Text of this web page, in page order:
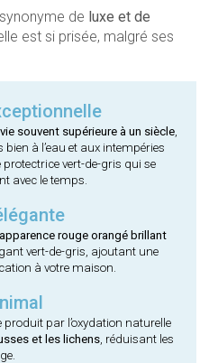
de luxe et de
est si prisée, malgré ses
souvent supérieure à un siècle
bien à l’eau et aux intempéries
vert-de-gris qui se
avec le temps.
apparence rouge orangé brillant
vert-de-gris, ajoutant une
à votre maison.
produit par l’oxydation naturelle
et les lichens , réduisant les